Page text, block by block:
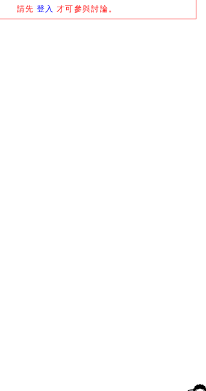
請先 登入 才可參與討論。